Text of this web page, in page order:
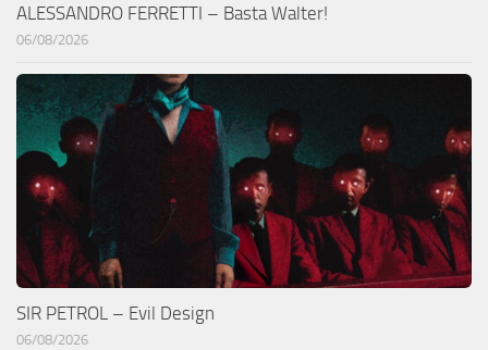
ALESSANDRO FERRETTI – Basta Walter!
06/08/2026
SIR PETROL – Evil Design
06/08/2026